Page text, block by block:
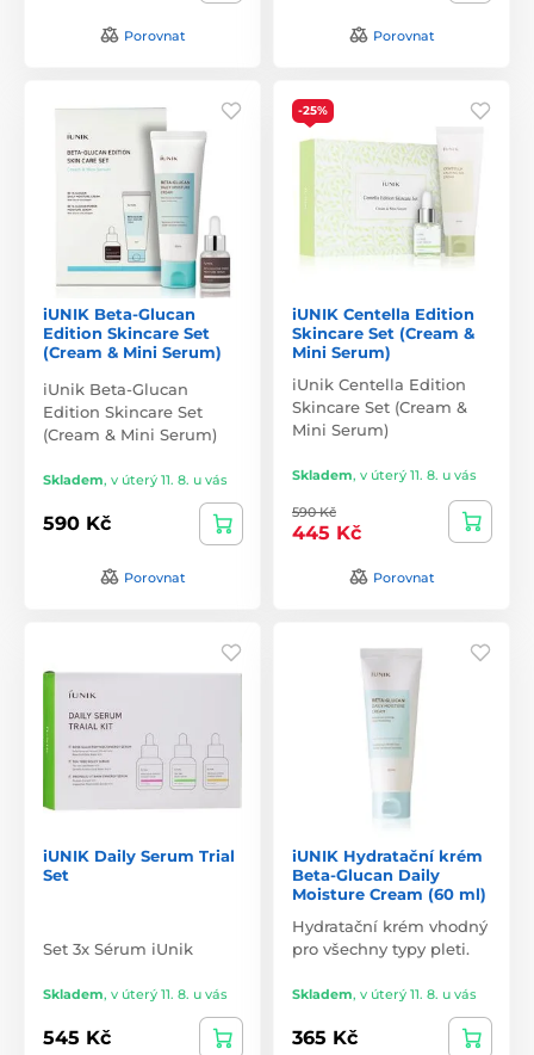
Porovnat Porovnat
iUNIK Beta-Glucan
Edition Skincare Set
(Cream & Mini Serum)
iUnik Beta-Glucan
Edition Skincare Set
(Cream & Mini Serum)
Skladem, v úterý 11. 8. u vás
590 Kč
Porovnat
-25%
iUNIK Centella Edition
Skincare Set (Cream &
Mini Serum)
iUnik Centella Edition
Skincare Set (Cream &
Mini Serum)
Skladem, v úterý 11. 8. u vás
590 Kč
445 Kč
Porovnat
iUNIK Daily Serum Trial
Set
Set 3x Sérum iUnik
Skladem, v úterý 11. 8. u vás
545 Kč
iUNIK Hydratační krém
Beta-Glucan Daily
Moisture Cream (60 ml)
Hydratační krém vhodný
pro všechny typy pleti.
Skladem, v úterý 11. 8. u vás
365 Kč